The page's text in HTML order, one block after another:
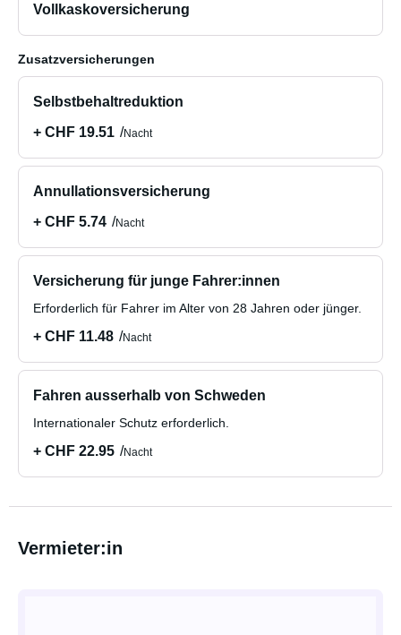
Vollkaskoversicherung
Zusatzversicherungen
Selbstbehaltreduktion
+ CHF 19.51
Nacht
Annullationsversicherung
+ CHF 5.74
Nacht
Versicherung für junge Fahrer:innen
Erforderlich für Fahrer im Alter von 28 Jahren oder jünger.
+ CHF 11.48 Nacht
Fahren ausserhalb von Schweden
Internationaler Schutz erforderlich.
+ CHF 22.95 Nacht
Vermieter:in